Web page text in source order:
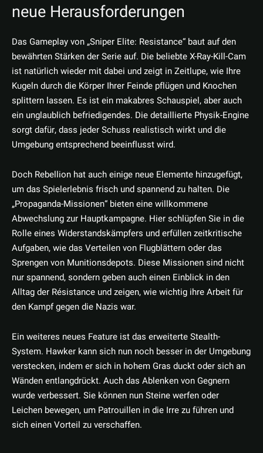
neue Herausforderungen
Das Gameplay von „Sniper Elite: Resistance“ baut auf den
bewährten Stärken der Serie auf. Die beliebte X-Ray-Kill-Cam
ist natürlich wieder mit dabei und zeigt in Zeitlupe, wie Ihre
Kugeln durch die Körper Ihrer Feinde pflügen und Knochen
splittern lassen. Es ist ein makabres Schauspiel, aber auch
ein unglaublich befriedigendes. Die detaillierte Physik-Engine
sorgt dafür, dass jeder Schuss realistisch wirkt und die
Umgebung entsprechend beeinflusst wird.
Doch Rebellion hat auch einige neue Elemente hinzugefügt,
um das Spielerlebnis frisch und spannend zu halten. Die
„Propaganda-Missionen“ bieten eine willkommene
Abwechslung zur Hauptkampagne. Hier schlüpfen Sie in die
Rolle eines Widerstandskämpfers und erfüllen zeitkritische
Aufgaben, wie das Verteilen von Flugblättern oder das
Sprengen von Munitionsdepots. Diese Missionen sind nicht
nur spannend, sondern geben auch einen Einblick in den
Alltag der Résistance und zeigen, wie wichtig ihre Arbeit für
den Kampf gegen die Nazis war.
Ein weiteres neues Feature ist das erweiterte Stealth-
System. Hawker kann sich nun noch besser in der Umgebung
verstecken, indem er sich in hohem Gras duckt oder sich an
Wänden entlangdrückt. Auch das Ablenken von Gegnern
wurde verbessert. Sie können nun Steine werfen oder
Leichen bewegen, um Patrouillen in die Irre zu führen und
sich einen Vorteil zu verschaffen.